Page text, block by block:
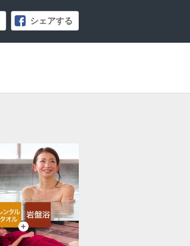
シェアする